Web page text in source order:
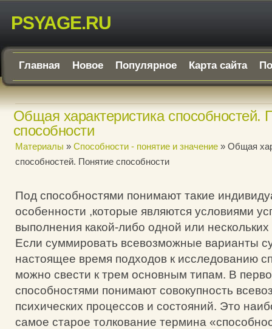
PSYAGE.RU
Главная Новое Популярное Карта сайта
Общая характеристика способностей.
способности
Материалы » Способности - понятие и значение » Общая
способностей. Понятие способности
Под способностями понимают такие
особенности ,которые являются условиями
выполнения какой-либо одной или
Если суммировать всевозможные варианты
настоящее время подходов к исследованию
можно свести к трем основным типам. В
способностями понимают совокупность
психических процессов и состояний. Это
самое старое толкование термина